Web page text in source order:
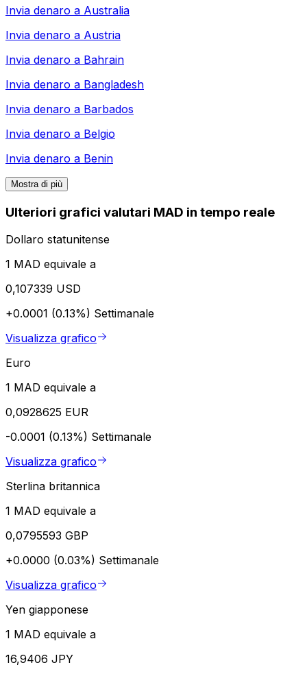
Invia denaro a Australia
Invia denaro a Austria
Invia denaro a Bahrain
Invia denaro a Bangladesh
Invia denaro a Barbados
Invia denaro a Belgio
Invia denaro a Benin
Mostra di più
Ulteriori grafici valutari MAD in tempo reale
Dollaro statunitense
1 MAD equivale a
0,107339 USD
+0.0001 (0.13%) Settimanale
Visualizza grafico
Euro
1 MAD equivale a
0,0928625 EUR
-0.0001 (0.13%) Settimanale
Visualizza grafico
Sterlina britannica
1 MAD equivale a
0,0795593 GBP
+0.0000 (0.03%) Settimanale
Visualizza grafico
Yen giapponese
1 MAD equivale a
16,9406 JPY